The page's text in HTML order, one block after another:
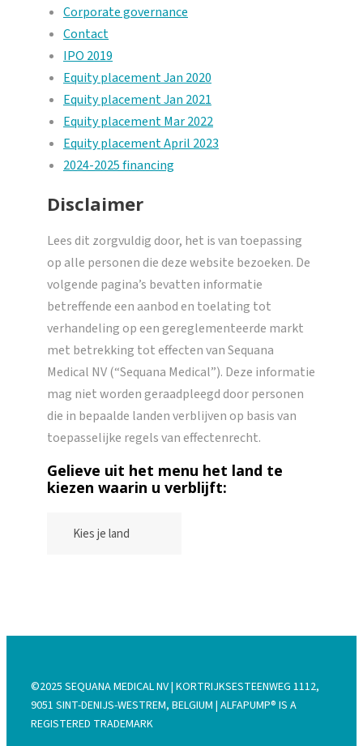
Corporate governance
Contact
IPO 2019
Equity placement Jan 2020
Equity placement Jan 2021
Equity placement Mar 2022
Equity placement April 2023
2024-2025 financing
Disclaimer
Lees dit zorgvuldig door, het is van toepassing
op alle personen die deze website bezoeken. De
volgende pagina’s bevatten informatie
betreffende een aanbod en toelating tot
verhandeling op een gereglementeerde markt
met betrekking tot effecten van Sequana
Medical NV (“Sequana Medical”). Deze informatie
mag niet worden geraadpleegd door personen
die in bepaalde landen verblijven op basis van
toepasselijke regels van effectenrecht.
Gelieve uit het menu het land te
kiezen waarin u verblijft:
©2025 SEQUANA MEDICAL NV | KORTRIJKSESTEENWEG 1112,
9051 SINT-DENIJS-WESTREM, BELGIUM | ALFAPUMP® IS A
REGISTERED TRADEMARK